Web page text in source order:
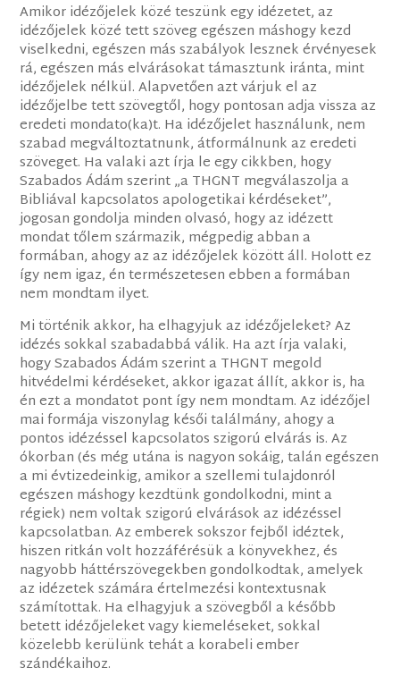
Amikor idézőjelek közé teszünk egy idézetet, az
idézőjelek közé tett szöveg egészen máshogy kezd
viselkedni, egészen más szabályok lesznek érvényesek
rá, egészen más elvárásokat támasztunk iránta, mint
idézőjelek nélkül. Alapvetően azt várjuk el az
idézőjelbe tett szövegtől, hogy pontosan adja vissza az
eredeti mondato(ka)t. Ha idézőjelet használunk, nem
szabad megváltoztatnunk, átformálnunk az eredeti
szöveget. Ha valaki azt írja le egy cikkben, hogy
Szabados Ádám szerint „a THGNT megválaszolja a
Bibliával kapcsolatos apologetikai kérdéseket”,
jogosan gondolja minden olvasó, hogy az idézett
mondat tőlem származik, mégpedig abban a
formában, ahogy az az idézőjelek között áll. Holott ez
így nem igaz, én természetesen ebben a formában
nem mondtam ilyet.
Mi történik akkor, ha elhagyjuk az idézőjeleket? Az
idézés sokkal szabadabbá válik. Ha azt írja valaki,
hogy Szabados Ádám szerint a THGNT megold
hitvédelmi kérdéseket, akkor igazat állít, akkor is, ha
én ezt a mondatot pont így nem mondtam. Az idézőjel
mai formája viszonylag késői találmány, ahogy a
pontos idézéssel kapcsolatos szigorú elvárás is. Az
ókorban (és még utána is nagyon sokáig, talán egészen
a mi évtizedeinkig, amikor a szellemi tulajdonról
egészen máshogy kezdtünk gondolkodni, mint a
régiek) nem voltak szigorú elvárások az idézéssel
kapcsolatban. Az emberek sokszor fejből idéztek,
hiszen ritkán volt hozzáférésük a könyvekhez, és
nagyobb háttérszövegekben gondolkodtak, amelyek
az idézetek számára értelmezési kontextusnak
számítottak. Ha elhagyjuk a szövegből a később
betett idézőjeleket vagy kiemeléseket, sokkal
közelebb kerülünk tehát a korabeli ember
szándékaihoz.